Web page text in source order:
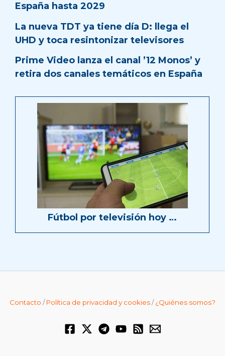
España hasta 2029
La nueva TDT ya tiene día D: llega el
UHD y toca resintonizar televisores
Prime Video lanza el canal ’12 Monos’ y
retira dos canales temáticos en España
Fútbol por televisión hoy …
Contacto /Política de privacidad y cookies/¿Quiénes somos?